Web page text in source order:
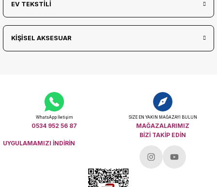
EV TEKSTİLİ
KİŞİSEL AKSESUAR
WhatsApp İletişim
0534 952 56 87
SİZE EN YAKIN MAĞAZAYI BULUN
MAĞAZALARIMIZ
UYGULAMAMIZI İNDİRİN
BİZİ TAKİP EDİN